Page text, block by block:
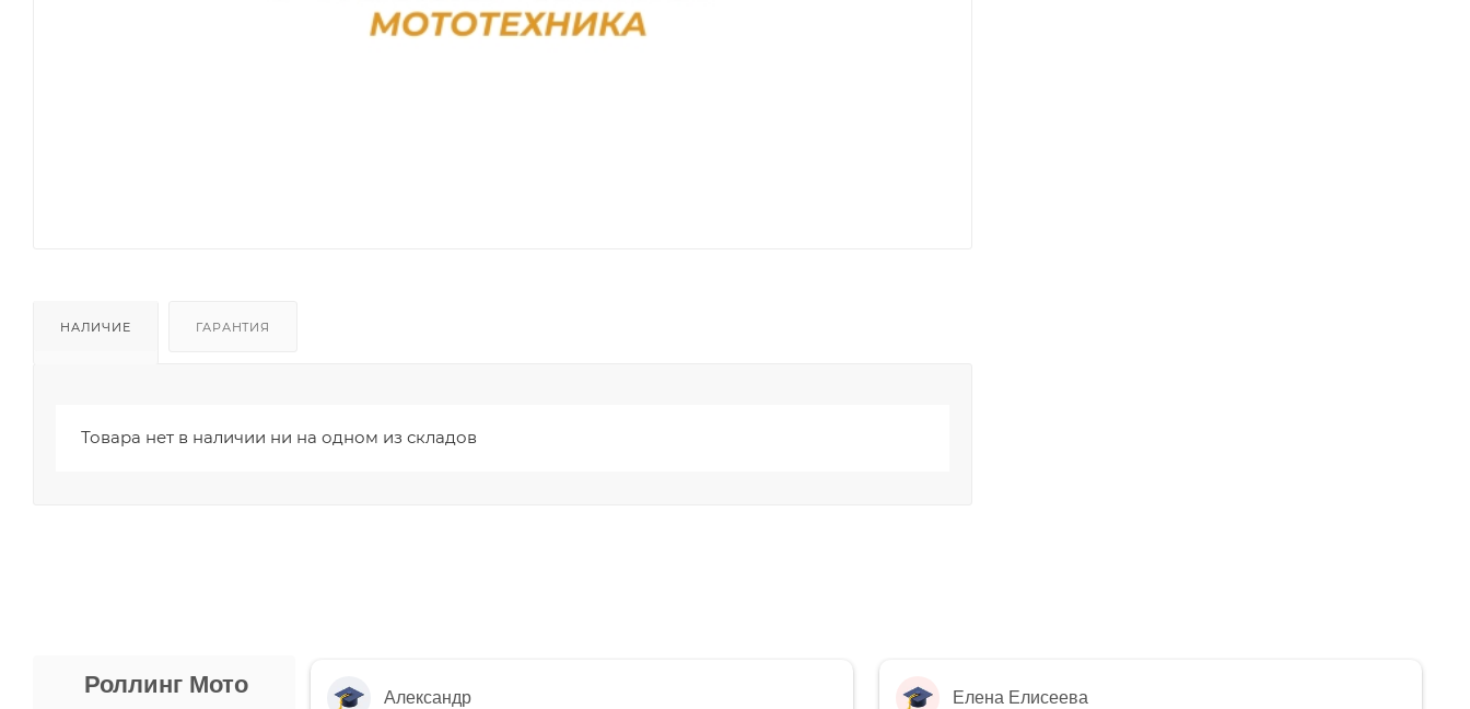
НАЛИЧИЕ ГАРАНТИЯ
Товара нет в наличии ни на одном из складов
Роллинг Мото
Александр Елена Елисеева